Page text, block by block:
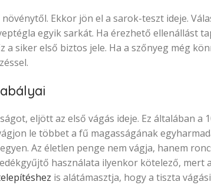
Ekkor jön el a sarok-teszt ideje.
egyik sarkát. Ha érezhető ellenállást
a siker első biztos jele. Ha a szőnyeg még
eljött az első vágás ideje. Ez általában a
le többet a fű magasságának
Az életlen penge nem vágja, hanem
használata ilyenkor kötelező, mert
is alátámasztja, hogy a tiszta